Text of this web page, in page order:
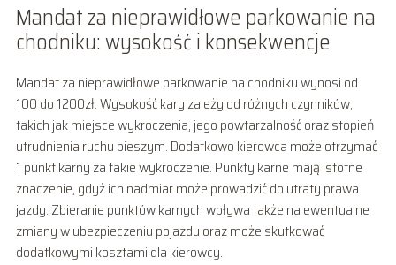
Mandat za nieprawidłowe parkowanie na
chodniku: wysokość i konsekwencje
Mandat za nieprawidłowe parkowanie na chodniku wynosi od
100 do 1200zł. Wysokość kary zależy od różnych czynników,
takich jak miejsce wykroczenia, jego powtarzalność oraz stopień
utrudnienia ruchu pieszym. Dodatkowo kierowca może otrzymać
1 punkt karny za takie wykroczenie. Punkty karne mają istotne
znaczenie, gdyż ich nadmiar może prowadzić do utraty prawa
jazdy. Zbieranie punktów karnych wpływa także na ewentualne
zmiany w ubezpieczeniu pojazdu oraz może skutkować
dodatkowymi kosztami dla kierowcy.